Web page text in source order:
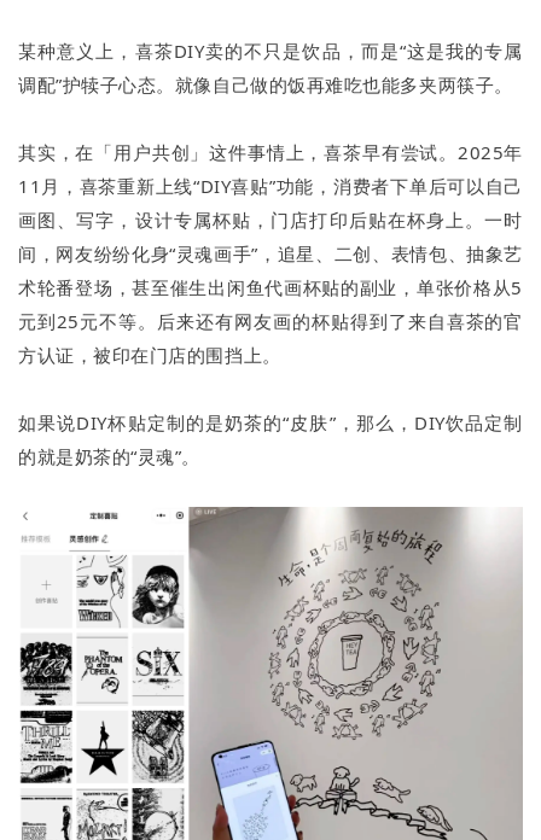
某种意义上，喜茶DIY卖的不只是饮品，而是“这是我的专属
调配”护犊子心态。就像自己做的饭再难吃也能多夹两筷子。
其实，在「用户共创」这件事情上，喜茶早有尝试。2025年
11月，喜茶重新上线“DIY喜贴”功能，消费者下单后可以自己
画图、写字，设计专属杯贴，门店打印后贴在杯身上。一时
间，网友纷纷化身“灵魂画手”，追星、二创、表情包、抽象艺
术轮番登场，甚至催生出闲鱼代画杯贴的副业，单张价格从5
元到25元不等。后来还有网友画的杯贴得到了来自喜茶的官
方认证，被印在门店的围挡上。
如果说DIY杯贴定制的是奶茶的“皮肤”，那么，DIY饮品定制
的就是奶茶的“灵魂”。